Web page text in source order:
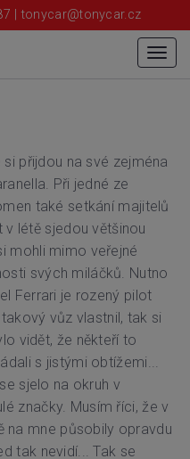
|tonycar@tonycar.cz
Menu
přijdou na své zejména
Při jedné ze
také setkání majitelů
létě sjedou většinou
mohli mimo veřejné
svých miláčků. Nutno
Ferrari je rozený pilot
vůz vlastnil, tak si
vidět, že někteří to
s jistými obtížemi...
sjelo na okruh v
značky. Musím říci, že v
mne působily opravdu
tak nevidí... Tak se